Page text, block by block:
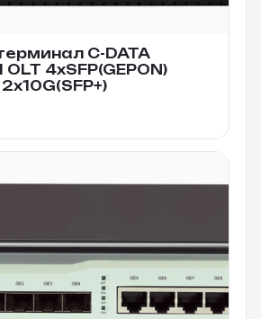
C-DATA
OLT 4xSFP(GEPON)